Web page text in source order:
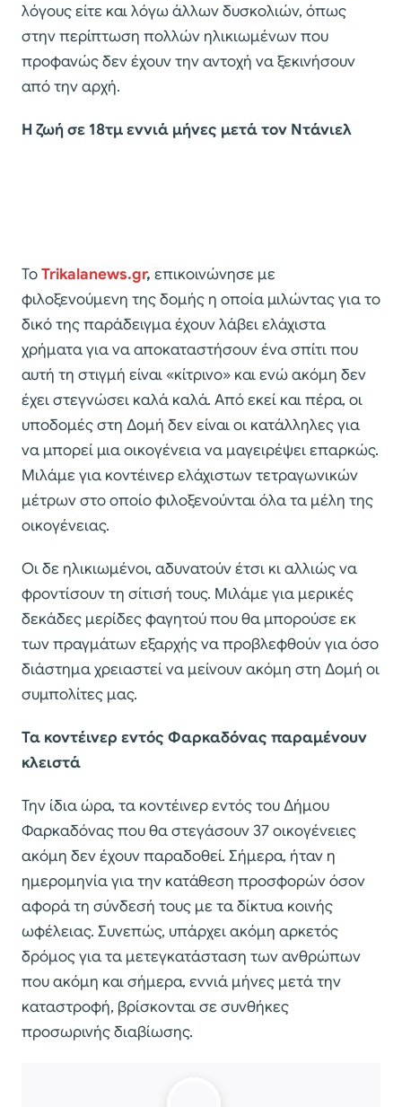
λόγους είτε και λόγω άλλων δυσκολιών, όπως
στην περίπτωση πολλών ηλικιωμένων που
προφανώς δεν έχουν την αντοχή να ξεκινήσουν
από την αρχή.
Η ζωή σε 18τμ εννιά μήνες μετά τον Ντάνιελ
ΤοTrikalanews.gr, επικοινώνησε με
φιλοξενούμενη της δομής η οποία μιλώντας για το
δικό της παράδειγμα έχουν λάβει ελάχιστα
χρήματα για να αποκαταστήσουν ένα σπίτι που
αυτή τη στιγμή είναι «κίτρινο» και ενώ ακόμη δεν
έχει στεγνώσει καλά καλά. Από εκεί και πέρα, οι
υποδομές στη Δομή δεν είναι οι κατάλληλες για
να μπορεί μια οικογένεια να μαγειρέψει επαρκώς.
Μιλάμε για κοντέινερ ελάχιστων τετραγωνικών
μέτρων στο οποίο φιλοξενούνται όλα τα μέλη της
οικογένειας.
Οι δε ηλικιωμένοι, αδυνατούν έτσι κι αλλιώς να
φροντίσουν τη σίτισή τους. Μιλάμε για μερικές
δεκάδες μερίδες φαγητού που θα μπορούσε εκ
των πραγμάτων εξαρχής να προβλεφθούν για όσο
διάστημα χρειαστεί να μείνουν ακόμη στη Δομή οι
συμπολίτες μας.
Τα κοντέινερ εντός Φαρκαδόνας παραμένουν
κλειστά
Την ίδια ώρα, τα κοντέινερ εντός του Δήμου
Φαρκαδόνας που θα στεγάσουν 37 οικογένειες
ακόμη δεν έχουν παραδοθεί. Σήμερα, ήταν η
ημερομηνία για την κατάθεση προσφορών όσον
αφορά τη σύνδεσή τους με τα δίκτυα κοινής
ωφέλειας. Συνεπώς, υπάρχει ακόμη αρκετός
δρόμος για τα μετεγκατάσταση των ανθρώπων
που ακόμη και σήμερα, εννιά μήνες μετά την
καταστροφή, βρίσκονται σε συνθήκες
προσωρινής διαβίωσης.